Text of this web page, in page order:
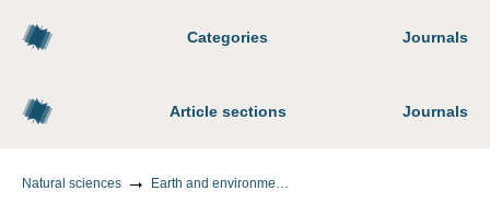
Categories Journals
Article sections Journals
Natural sciences Earth and environmental sciences